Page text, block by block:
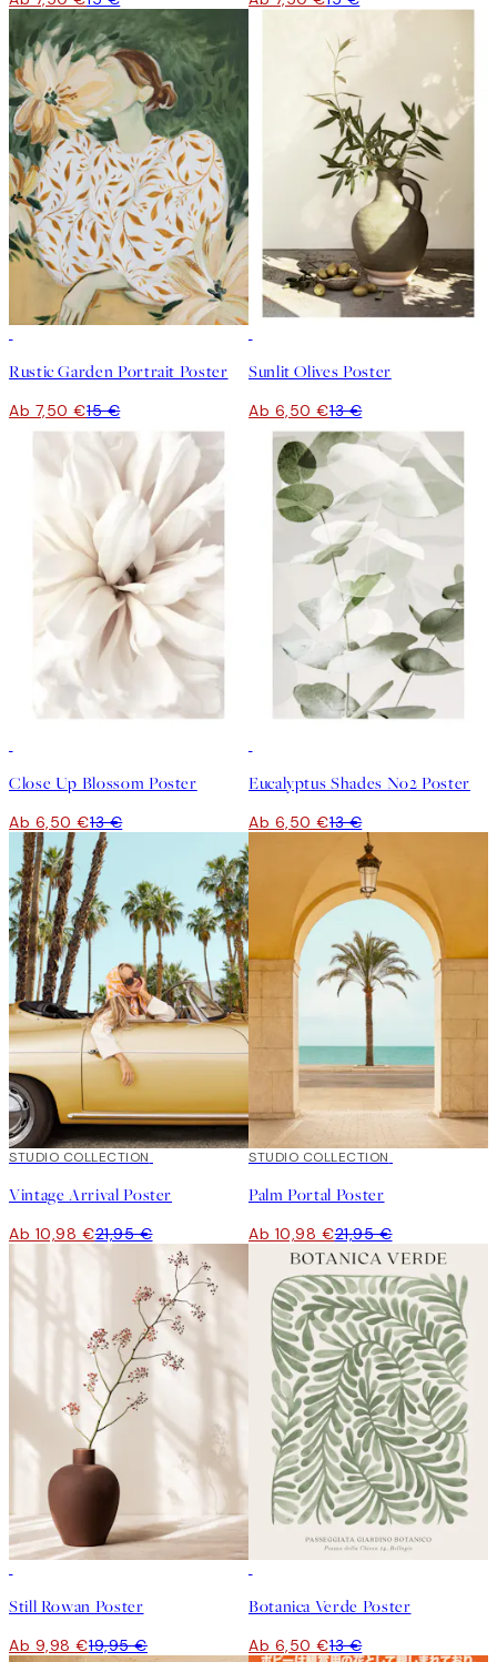
Rustic Garden Portrait Poster
Ab 7,50 €15 €
Sunlit Olives Poster
Ab 6,50 €13 €
Close Up Blossom Poster
Ab 6,50 €13 €
Eucalyptus Shades No2 Poster
Ab 6,50 €13 €
50%*
STUDIO COLLECTION
Vintage Arrival Poster
Ab 10,98 €21,95 €
50%*
STUDIO COLLECTION
Palm Portal Poster
Ab 10,98 €21,95 €
Still Rowan Poster
Ab 9,98 €19,95 €
Botanica Verde Poster
Ab 6,50 €13 €